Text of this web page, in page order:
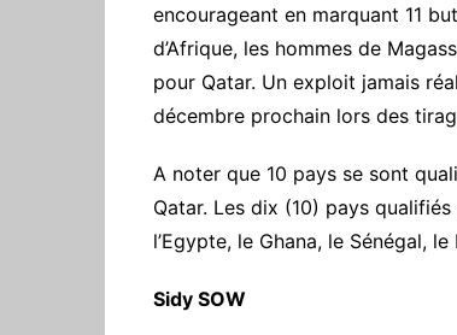
encourageant en marquant 11
d’Afrique, les hommes de
pour Qatar. Un exploit jamais
décembre prochain lors des
A noter que 10 pays se sont
Qatar. Les dix (10) pays
l’Egypte, le Ghana, le Sénégal,
Sidy SOW